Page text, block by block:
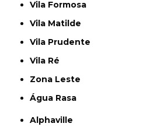
Vila Formosa
Vila Matilde
Vila Prudente
Vila Ré
Zona Leste
Água Rasa
Alphaville